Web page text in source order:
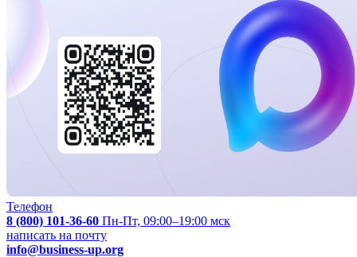
Телефон
8 (800) 101-36-60 Пн-Пт, 09:00–19:00 мск
написать на почту
info@business-up.org